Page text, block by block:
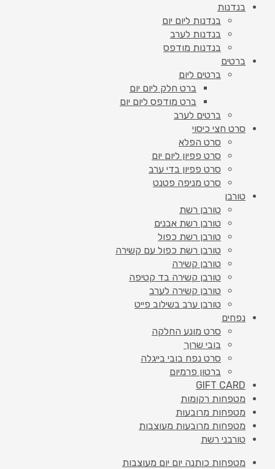
בנדנות
בנדנות ליום יום
בנדנות לערב
בנדנות מודפס
ברטים
ברטים ליום
ברט חלק ליום יום
ברט מודפס ליום יום
ברטים לערב
סרט חצי כיסוי
סרט הפלא
סרט פפיון ליום יום
סרט פפיון בדי ערב
סרט מניפה פטנט
טורבן
טורבן רשת
טורבן רשת אבנים
טורבן רשת כפול
טורבן רשת כפול עם קשירה
טורבן קשירה
טורבן קשירה בד קטיפה
טורבן קשירה לערב
טורבן ערב בשילוב פייט
נפחים
סרט מונע החלקה
בובי שרוך
סרט נפח בובי בייגלה
ברטון פרמיום
GIFT CARD
מטפחות רקומות
מטפחות מרובעות
מטפחות מרובעות מעוצבות
טורבני רשת
מטפחות כותנה יום יום מעוצבות